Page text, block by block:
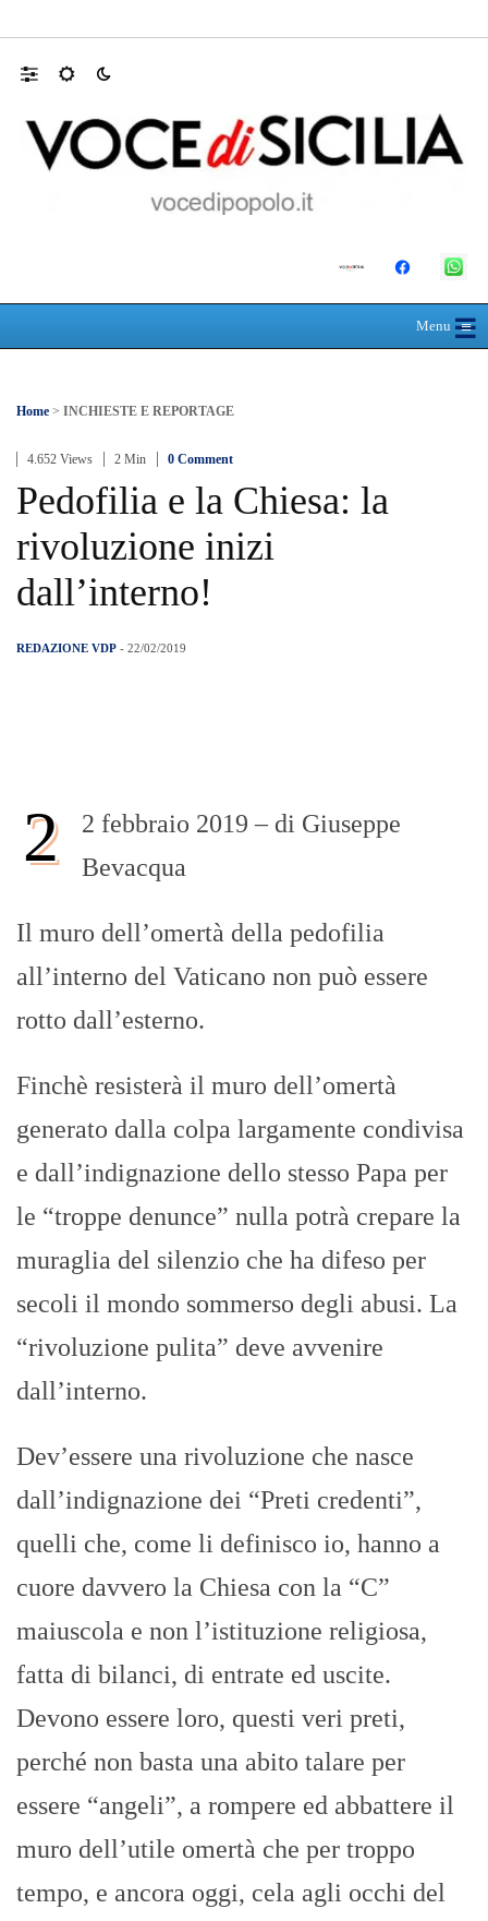
Menu≡
☰
Home > INCHIESTE E REPORTAGE
4.652 Views 2 Min 0 Comment
Pedofilia e la Chiesa: la
rivoluzione inizi
dall’interno!
REDAZIONE VDP - 22/02/2019
2
2 febbraio 2019 – di Giuseppe
Bevacqua
Il muro dell’omertà della pedofilia
all’interno del Vaticano non può essere
rotto dall’esterno.
Finchè resisterà il muro dell’omertà
generato dalla colpa largamente condivisa
e dall’indignazione dello stesso Papa per
le “troppe denunce” nulla potrà crepare la
muraglia del silenzio che ha difeso per
secoli il mondo sommerso degli abusi. La
“rivoluzione pulita” deve avvenire
dall’interno.
Dev’essere una rivoluzione che nasce
dall’indignazione dei “Preti credenti”,
quelli che, come li definisco io, hanno a
cuore davvero la Chiesa con la “C”
maiuscola e non l’istituzione religiosa,
fatta di bilanci, di entrate ed uscite.
Devono essere loro, questi veri preti,
perché non basta una abito talare per
essere “angeli”, a rompere ed abbattere il
muro dell’utile omertà che per troppo
tempo, e ancora oggi, cela agli occhi del